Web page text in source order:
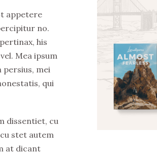
appetere
no.
his
Mea ipsum
mei
qui
dissentiet, cu
stet autem
at dicant